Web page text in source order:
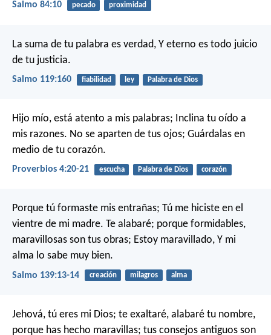
Salmo 84:10 pecado proximidad
La suma de tu palabra es verdad, Y eterno es todo juicio
de tu justicia.
Salmo 119:160 fiabilidad ley Palabra de Dios
Hijo mío, está atento a mis palabras; Inclina tu oído a
mis razones. No se aparten de tus ojos; Guárdalas en
medio de tu corazón.
Proverbios 4:20-21 escucha Palabra de Dios corazón
Porque tú formaste mis entrañas; Tú me hiciste en el
vientre de mi madre. Te alabaré; porque formidables,
maravillosas son tus obras; Estoy maravillado, Y mi
alma lo sabe muy bien.
Salmo 139:13-14 creación milagros alma
Jehová, tú eres mi Dios; te exaltaré, alabaré tu nombre,
porque has hecho maravillas; tus consejos antiguos son